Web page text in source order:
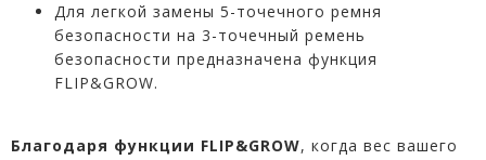
Для легкой замены 5-точечного ремня
безопасности на 3-точечный ремень
безопасности предназначена функция
FLIP&GROW.
Благодаря функции FLIP&GROW, когда вес вашего